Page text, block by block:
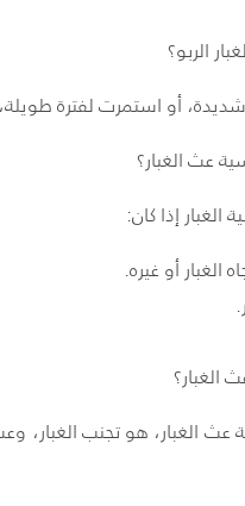
الربو؟
أو استمرت لفترة
عث الغبار؟
إذا كان:
الغبار أو غيره.
الغبار، هو تجنب الغبار،